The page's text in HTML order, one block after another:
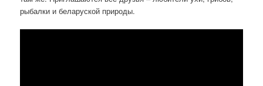
рыбалки и беларуской природы.